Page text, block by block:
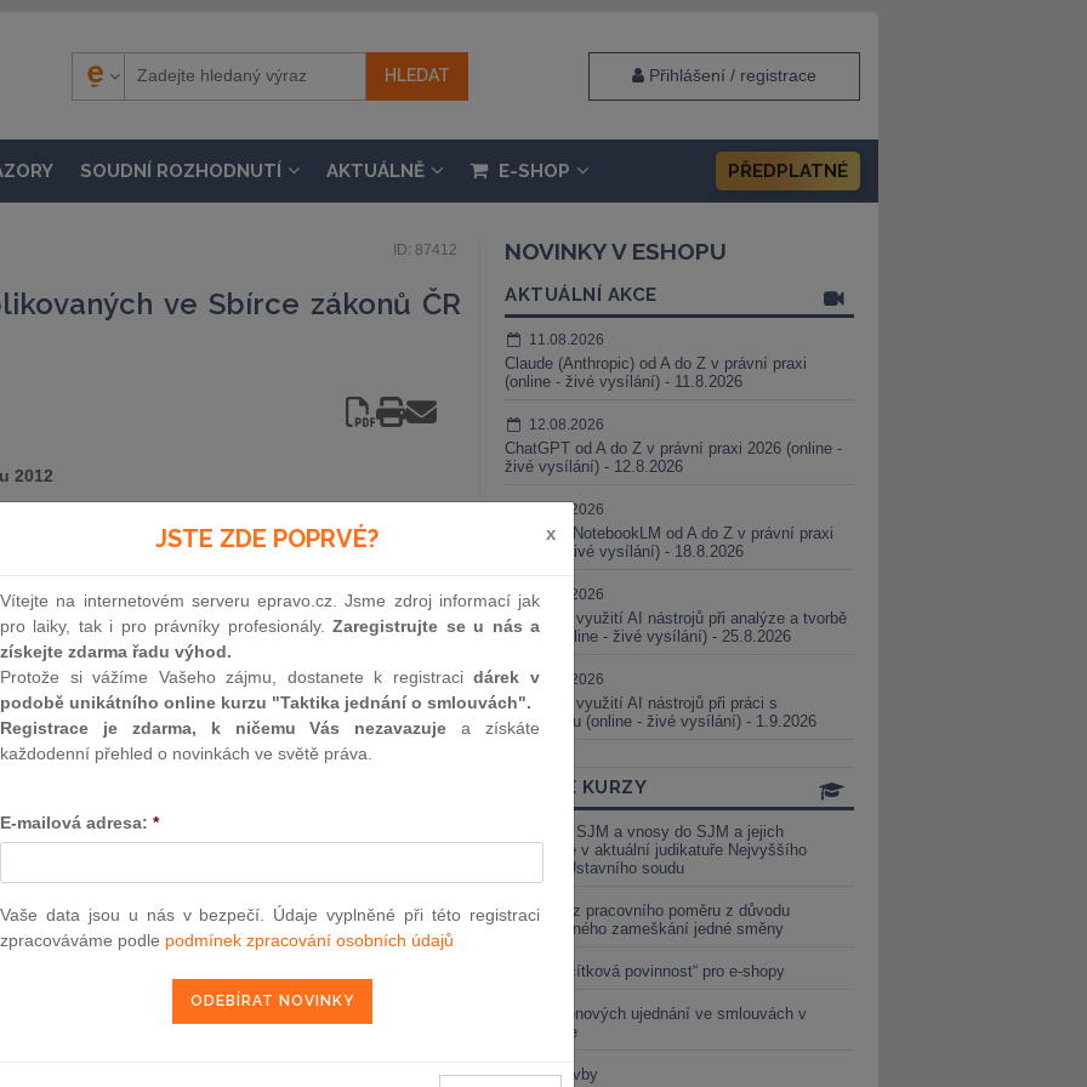
Přihlášení / registrace
SOUDNÍ ROZHODNUTÍ AKTUÁLNĚ E-SHOP PŘEDPLATNÉ
ID: 87412
ve Sbírce zákonů ČR
2012
důchodové spoření
7. listopadu 2012 o pojistném na důchodové spoření,
vrácenému prezidentem republiky dne 24. září 2012
v souvislosti s přijetím zákona o pojistném na
7. listopadu 2012 k zákonu o změně zákonů v souvislosti
spoření, přijatému Parlamentem dne 7. září 2012 a
září 2012
právo |www.epravo.cz
NOVINKY V ESHOPU
AKTUÁLNÍ AKCE
11.08.2026
Claude (Anthropic) od A do Z v právní praxi
(online - živé vysílání) - 11.8.2026
12.08.2026
ChatGPT od A do Z v právní praxi 2026 (online -
živé vysílání) - 12.8.2026
18.08.2026
Gemini a NotebookLM od A do Z v právní praxi
(online - živé vysílání) - 18.8.2026
25.08.2026
Praktické využití AI nástrojů při analýze a tvorbě
smluv (online - živé vysílání) - 25.8.2026
01.09.2026
Praktické využití AI nástrojů při práci s
judikaturou (online - živé vysílání) - 1.9.2026
ONLINE KURZY
Vnosy ze SJM a vnosy do SJM a jejich
valorizace v aktuální judikatuře Nejvyššího
soudu a Ústavního soudu
Výpověď z pracovního poměru z důvodu
neomluveného zameškání jedné směny
Nová „tlačítková povinnost“ pro e-shopy
Změna cenových ujednání ve smlouvách v
energetice
Černé stavby
JSTE ZDE POPRVÉ? x
Vítejte na internetovém serveru epravo.cz. Jsme zdroj informací jak
pro laiky, tak i pro právníky profesionály.Zaregistrujte se u nás a
získejte zdarma řadu výhod.
Protože si vážíme Vašeho zájmu, dostanete k registracidárek v
podobě unikátního online kurzu "Taktika jednání o smlouvách".
Registrace je zdarma, k ničemu Vás nezavazuje a získáte
každodenní přehled o novinkách ve světě práva.
E-mailová adresa: *
Vaše data jsou u nás v bezpečí. Údaje vyplněné při této registraci
zpracováváme podle podmínek zpracování osobních údajů